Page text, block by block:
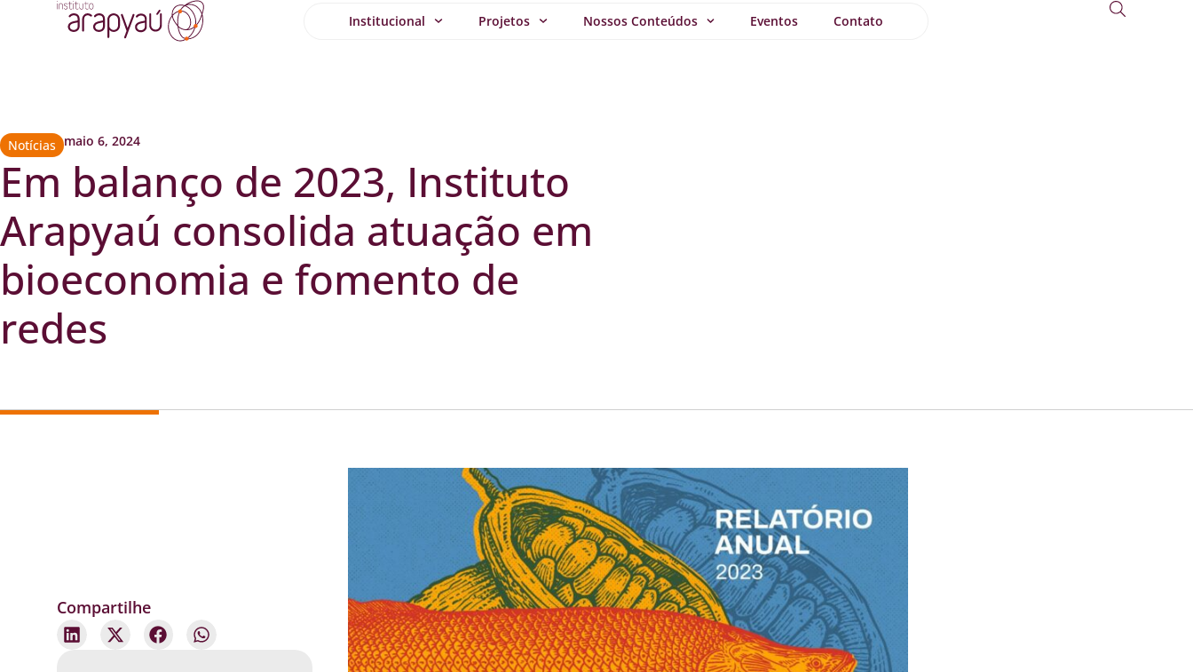
Institucional Projetos Nossos Conteúdos Eventos Contato
Notícias maio 6, 2024
Em balanço de 2023, Instituto
Arapyaú consolida atuação em
bioeconomia e fomento de
redes
Compartilhe